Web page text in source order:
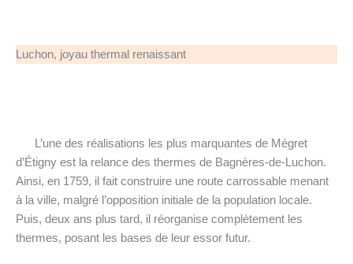
Luchon, joyau thermal renaissant
L’une des réalisations les plus marquantes de Mégret
d’Étigny est la relance des thermes de Bagnères-de-Luchon.
Ainsi, en 1759, il fait construire une route carrossable menant
à la ville, malgré l’opposition initiale de la population locale.
Puis, deux ans plus tard, il réorganise complètement les
thermes, posant les bases de leur essor futur.